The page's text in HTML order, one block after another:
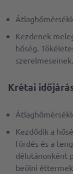
Kezdenek
hőség.
szerelmeseinek.
Krétai
Kezdődik a
fürdés és a
délutánonként
beülni